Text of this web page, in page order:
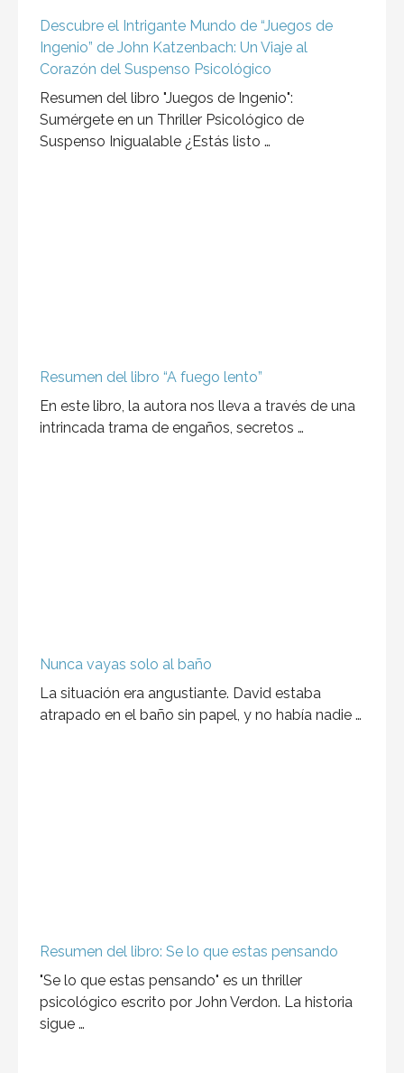
Descubre el Intrigante Mundo de “Juegos de
Ingenio” de John Katzenbach: Un Viaje al
Corazón del Suspenso Psicológico
Resumen del libro "Juegos de Ingenio":
Sumérgete en un Thriller Psicológico de
Suspenso Inigualable ¿Estás listo …
Resumen del libro “A fuego lento”
En este libro, la autora nos lleva a través de una
intrincada trama de engaños, secretos …
Nunca vayas solo al baño
La situación era angustiante. David estaba
atrapado en el baño sin papel, y no había nadie …
Resumen del libro: Se lo que estas pensando
"Se lo que estas pensando" es un thriller
psicológico escrito por John Verdon. La historia
sigue …